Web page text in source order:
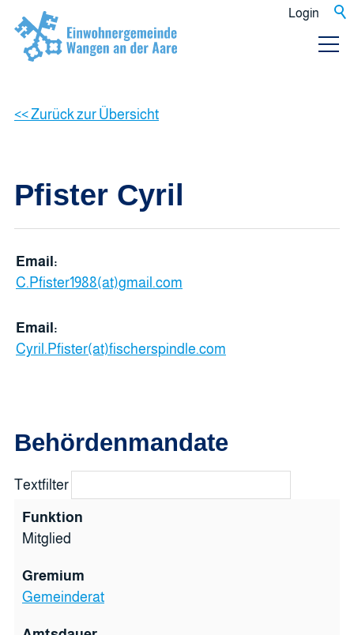
Login
<< Zurück zur Übersicht
Pfister Cyril
Email:
C.Pfister1988(at)gmail.com
Email:
Cyril.Pfister(at)fischerspindle.com
Behördenmandate
Textfilter
Mitglied
Gemeinderat